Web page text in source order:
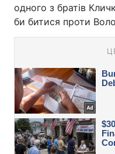
одного з братів
би битися проти